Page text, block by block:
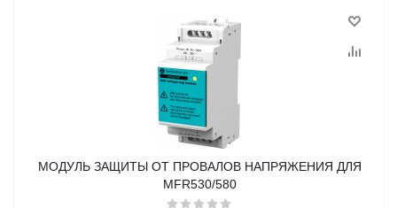
МОДУЛЬ ЗАЩИТЫ ОТ ПРОВАЛОВ НАПРЯЖЕНИЯ ДЛЯ
MFR530/580